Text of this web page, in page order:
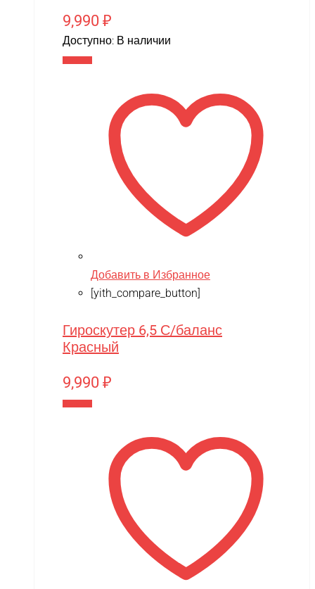
9,990 ₽
Доступно: В наличии
Добавить в Избранное
[yith_compare_button]
Гироскутер 6,5 С/баланс
Красный
9,990 ₽